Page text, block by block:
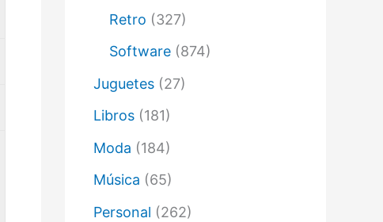
Retro (327)
Software (874)
Juguetes (27)
Libros (181)
Moda (184)
Música (65)
Personal (262)